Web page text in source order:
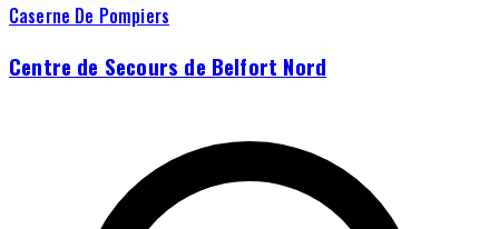
Caserne De Pompiers
Centre de Secours de Belfort Nord